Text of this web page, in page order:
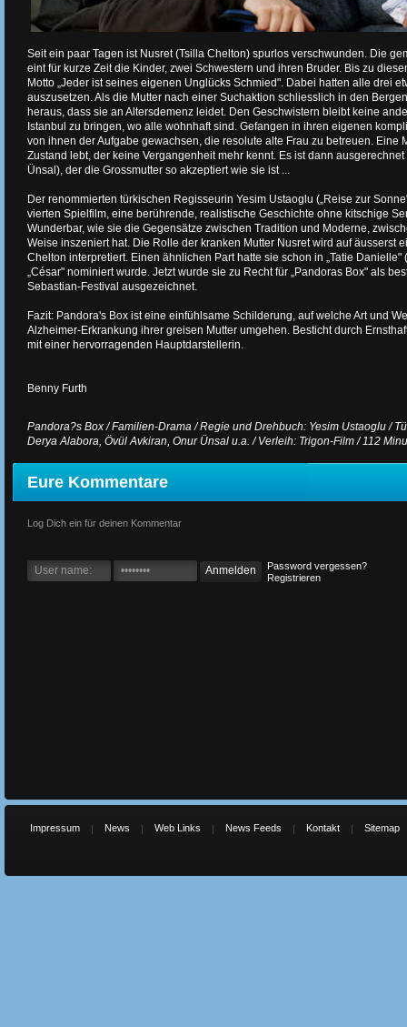
Seit ein paar Tagen ist Nusret (Tsilla Chelton) spurlos verschwunden. Die
eint für kurze Zeit die Kinder, zwei Schwestern und ihren Bruder. Bis zu
Motto „Jeder ist seines eigenen Unglücks Schmied". Dabei hatten alle drei
auszusetzen. Als die Mutter nach einer Suchaktion schliesslich in den
heraus, dass sie an Altersdemenz leidet. Den Geschwistern bleibt keine
Istanbul zu bringen, wo alle wohnhaft sind. Gefangen in ihren eigenen
von ihnen der Aufgabe gewachsen, die resolute alte Frau zu betreuen. Eine
Zustand lebt, der keine Vergangenheit mehr kennt. Es ist dann
Ünsal), der die Grossmutter so akzeptiert wie sie ist ...
Der renommierten türkischen Regisseurin Yesim Ustaoglu („Reise zur
vierten Spielfilm, eine berührende, realistische Geschichte ohne kitschige
Wunderbar, wie sie die Gegensätze zwischen Tradition und Moderne,
Weise inszeniert hat. Die Rolle der kranken Mutter Nusret wird auf äusserst
Chelton interpretiert. Einen ähnlichen Part hatte sie schon in „Tatie Danielle"
„César" nominiert wurde. Jetzt wurde sie zu Recht für „Pandoras Box" als
Sebastian-Festival ausgezeichnet.
Fazit: Pandora's Box ist eine einfühlsame Schilderung, auf welche Art und
Alzheimer-Erkrankung ihrer greisen Mutter umgehen. Besticht durch
mit einer hervorragenden Hauptdarstellerin.
Benny Furth
Pandora?s Box / Familien-Drama / Regie und Drehbuch: Yesim Ustaoglu /
Derya Alabora, Övül Avkiran, Onur Ünsal u.a. / Verleih: Trigon-Film / 112
Eure Kommentare
Log Dich ein für deinen Kommentar
Password vergessen?
Registrieren
Impressum News Web Links News Feeds Kontakt Sitemap